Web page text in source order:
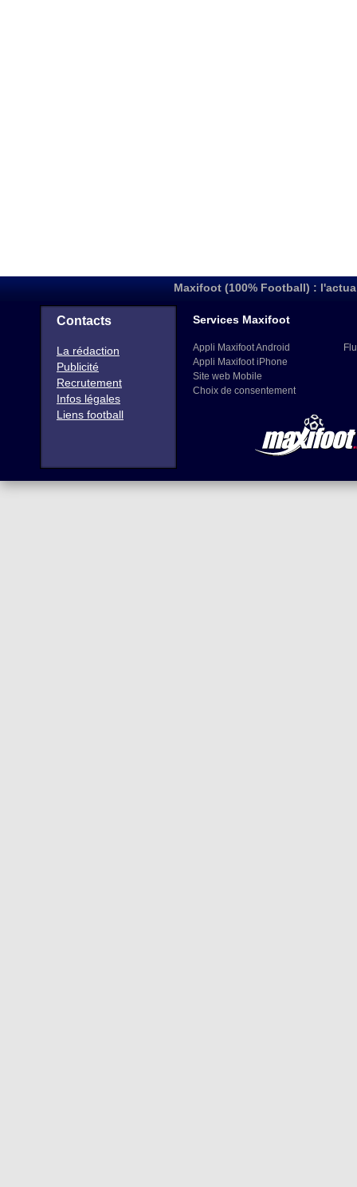
Maxifoot (100% Football) :
Contacts
La rédaction
Publicité
Recrutement
Infos légales
Liens football
Services Maxifoot
Appli Maxifoot Android
Appli Maxifoot iPhone
Site web Mobile
Choix de consentement